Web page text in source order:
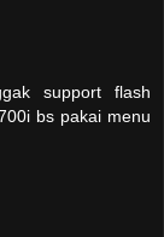
support flash
bs pakai menu